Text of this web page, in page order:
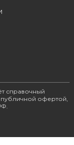
справочный
офертой,